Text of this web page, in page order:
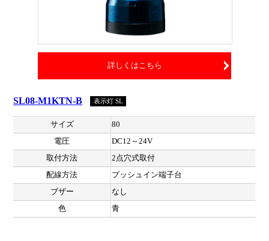
詳しくはこちら
SL08-M1KTN-B 表示灯 SL
サイズ
80
電圧
DC12～24V
取付方法
2点穴式取付
配線方法
プッシュイン端子台
ブザー
なし
色
青